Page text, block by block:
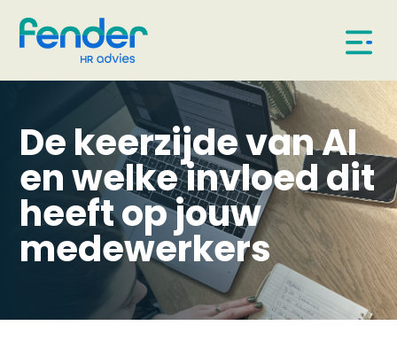
De keerzijde van AI
en welke invloed dit
heeft op jouw
medewerkers